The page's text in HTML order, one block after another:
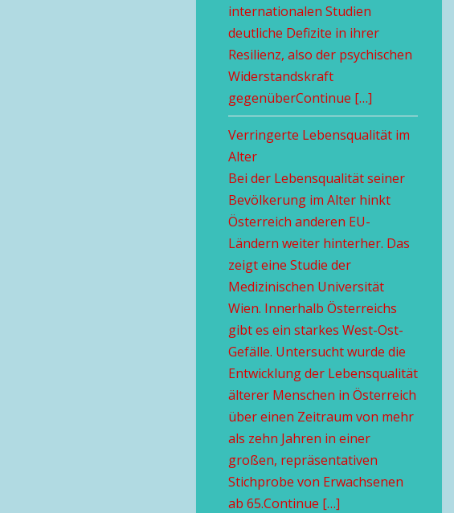
internationalen Studien
deutliche Defizite in ihrer
Resilienz, also der psychischen
Widerstandskraft
gegenüberContinue […]
Verringerte Lebensqualität im
Alter
Bei der Lebensqualität seiner
Bevölkerung im Alter hinkt
Österreich anderen EU-
Ländern weiter hinterher. Das
zeigt eine Studie der
Medizinischen Universität
Wien. Innerhalb Österreichs
gibt es ein starkes West-Ost-
Gefälle. Untersucht wurde die
Entwicklung der Lebensqualität
älterer Menschen in Österreich
über einen Zeitraum von mehr
als zehn Jahren in einer
großen, repräsentativen
Stichprobe von Erwachsenen
ab 65.Continue […]